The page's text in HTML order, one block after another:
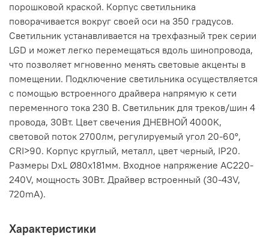
порошковой краской. Корпус светильника
поворачивается вокруг своей оси на 350 градусов.
Светильник устанавливается на трехфазный трек серии
LGD и может легко перемещаться вдоль шинопровода,
что позволяет мгновенно менять световые акценты в
помещении. Подключение светильника осуществляется
с помощью встроенного драйвера напрямую к сети
переменного тока 230 В. Светильник для треков/шин 4
провода, 30Вт. Цвет свечения ДНЕВНОЙ 4000K,
световой поток 2700лм, регулируемый угол 20-60°,
CRI>90. Корпус круглый, металл, цвет черный, IP20.
Размеры DxL Ø80x181мм. Входное напряжение AC220-
240V, мощность 30Вт. Драйвер встроенный (30-43V,
720mA).
Характеристики